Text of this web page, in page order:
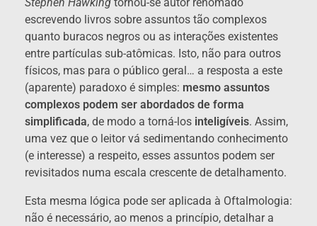
escrevendo livros sobre assuntos tão complexos
quanto buracos negros ou as interações existentes
entre partículas sub-atômicas. Isto, não para outros
físicos, mas para o público geral… a resposta a este
(aparente) paradoxo é simples: mesmo assuntos
complexos podem ser abordados de forma
simplificada, de modo a torná-los inteligíveis. Assim,
uma vez que o leitor vá sedimentando conhecimento
(e interesse) a respeito, esses assuntos podem ser
revisitados numa escala crescente de detalhamento.
Esta mesma lógica pode ser aplicada à Oftalmologia:
não é necessário, ao menos a princípio, detalhar a